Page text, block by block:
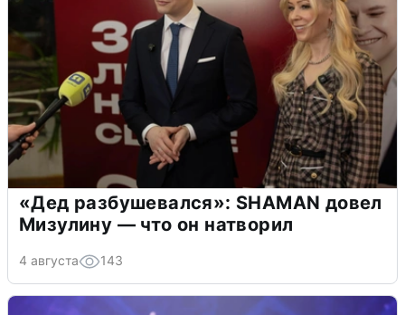
«Дед разбушевался»: SHAMAN довел
Мизулину — что он натворил
4 августа 143